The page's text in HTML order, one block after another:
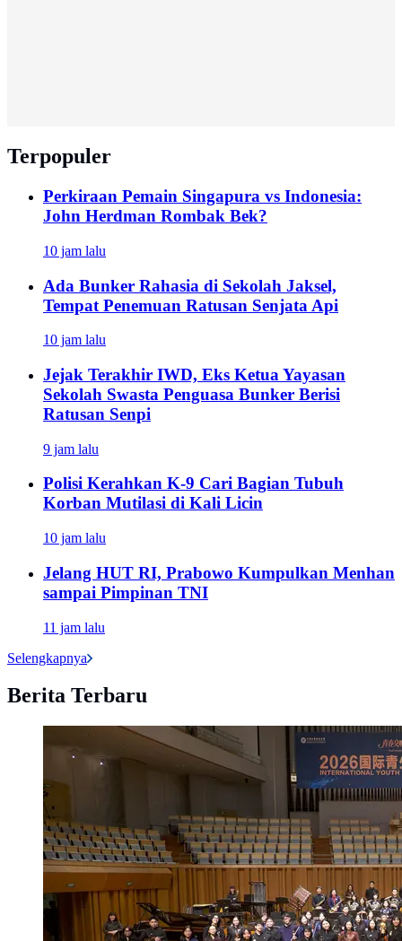
Terpopuler
Perkiraan Pemain Singapura vs Indonesia:
John Herdman Rombak Bek?
10 jam lalu
Ada Bunker Rahasia di Sekolah Jaksel,
Tempat Penemuan Ratusan Senjata Api
10 jam lalu
Jejak Terakhir IWD, Eks Ketua Yayasan
Sekolah Swasta Penguasa Bunker Berisi
Ratusan Senpi
9 jam lalu
Polisi Kerahkan K-9 Cari Bagian Tubuh
Korban Mutilasi di Kali Licin
10 jam lalu
Jelang HUT RI, Prabowo Kumpulkan Menhan
sampai Pimpinan TNI
11 jam lalu
Selengkapnya
Berita Terbaru